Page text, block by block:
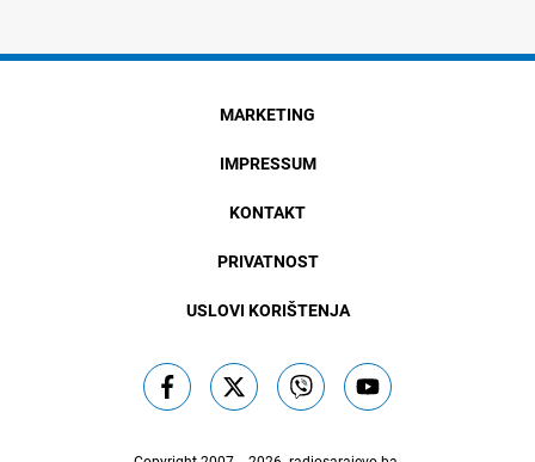
MARKETING
IMPRESSUM
KONTAKT
PRIVATNOST
USLOVI KORIŠTENJA